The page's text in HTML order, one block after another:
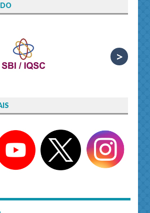
>